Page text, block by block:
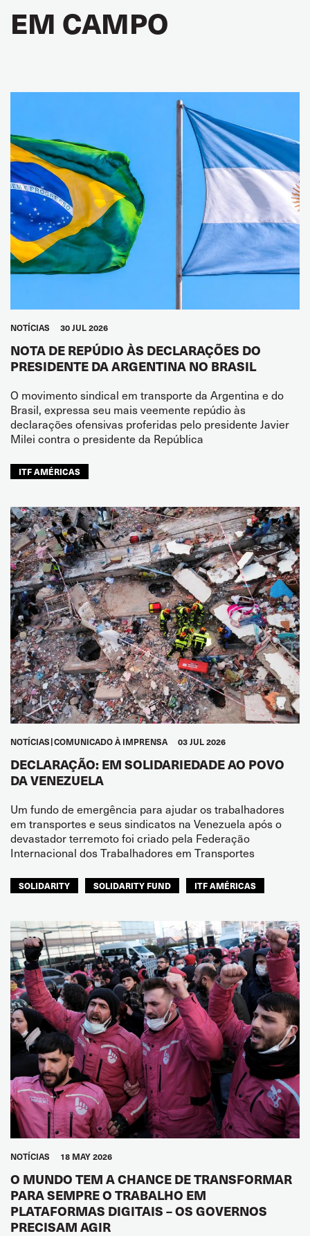
EM CAMPO
NOTÍCIAS 30 JUL 2026
NOTA DE REPÚDIO ÀS DECLARAÇÕES DO
PRESIDENTE DA ARGENTINA NO BRASIL
O movimento sindical em transporte da Argentina e do
Brasil, expressa seu mais veemente repúdio às
declarações ofensivas proferidas pelo presidente Javier
Milei contra o presidente da República
ITF AMÉRICAS
NOTÍCIAS COMUNICADO À IMPRENSA 03 JUL 2026
DECLARAÇÃO: EM SOLIDARIEDADE AO POVO
DA VENEZUELA
Um fundo de emergência para ajudar os trabalhadores
em transportes e seus sindicatos na Venezuela após o
devastador terremoto foi criado pela Federação
Internacional dos Trabalhadores em Transportes
SOLIDARITY SOLIDARITY FUND ITF AMÉRICAS
NOTÍCIAS 18 MAY 2026
O MUNDO TEM A CHANCE DE TRANSFORMAR
PARA SEMPRE O TRABALHO EM
PLATAFORMAS DIGITAIS – OS GOVERNOS
PRECISAM AGIR